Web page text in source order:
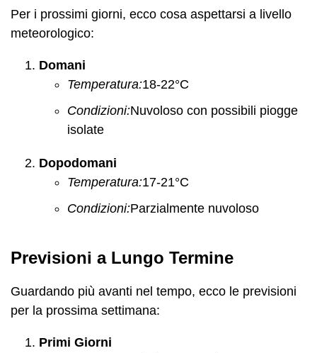
Per i prossimi giorni, ecco cosa aspettarsi a livello
meteorologico:
Domani
Temperatura:18-22°C
Condizioni:Nuvoloso con possibili piogge
isolate
Dopodomani
Temperatura:17-21°C
Condizioni:Parzialmente nuvoloso
Previsioni a Lungo Termine
Guardando più avanti nel tempo, ecco le previsioni
per la prossima settimana:
Primi Giorni